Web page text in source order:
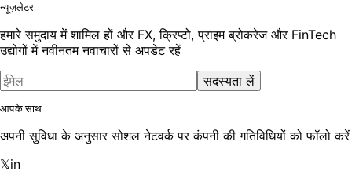
न्यूज़लेटर
हमारे समुदाय में शामिल हों और FX, क्रिप्टो, प्राइम ब्रोकरेज और FinTech
उद्योगों में नवीनतम नवाचारों से अपडेट रहें
सदस्यता लें
आपके साथ
अपनी सुविधा के अनुसार सोशल नेटवर्क पर कंपनी की गतिविधियों को फॉलो करें
𝕏in